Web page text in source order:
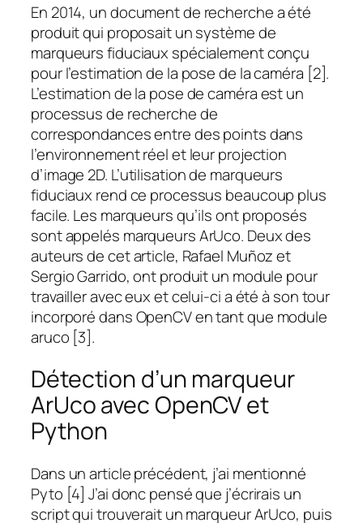
En 2014, un document de recherche a été
produit qui proposait un système de
marqueurs fiduciaux spécialement conçu
pour l’estimation de la pose de la caméra [2].
L’estimation de la pose de caméra est un
processus de recherche de
correspondances entre des points dans
l’environnement réel et leur projection
d’image 2D. L’utilisation de marqueurs
fiduciaux rend ce processus beaucoup plus
facile. Les marqueurs qu’ils ont proposés
sont appelés marqueurs ArUco. Deux des
auteurs de cet article, Rafael Muñoz et
Sergio Garrido, ont produit un module pour
travailler avec eux et celui-ci a été à son tour
incorporé dans OpenCV en tant que module
aruco [3].
Détection d’un marqueur
ArUco avec OpenCV et
Python
Dans un article précédent, j’ai mentionné
Pyto [4] J’ai donc pensé que j’écrirais un
script qui trouverait un marqueur ArUco, puis